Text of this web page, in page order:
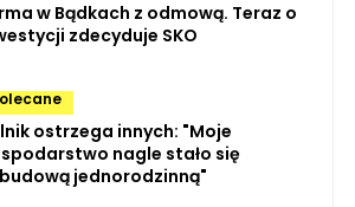
w Bądkach z odmową. Teraz o
zdecyduje SKO
ostrzega innych: "Moje
nagle stało się
jednorodzinną"